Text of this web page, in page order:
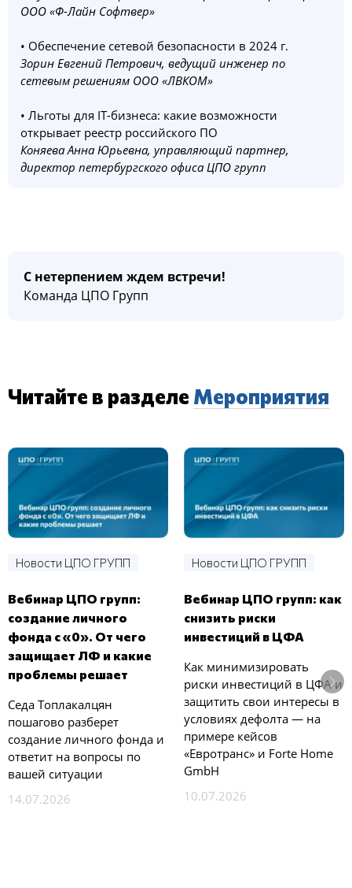
ООО «Ф-Лайн Софтвер»
• Обеспечение сетевой безопасности в 2024 г.
Зорин Евгений Петрович, ведущий инженер по
сетевым решениям ООО «ЛВКОМ»
• Льготы для IT-бизнеса: какие возможности
открывает реестр российского ПО
Коняева Анна Юрьевна, управляющий партнер,
директор петербургского офиса ЦПО групп
С нетерпением ждем встречи!
Команда ЦПО Групп
Читайте в разделе Мероприятия
Новости ЦПО ГРУПП
Вебинар ЦПО групп:
создание личного
фонда с «0». От чего
защищает ЛФ и какие
проблемы решает
Седа Топлакалцян
пошагово разберет
создание личного фонда и
ответит на вопросы по
вашей ситуации
14.07.2026
Новости ЦПО ГРУПП
Вебинар ЦПО групп: как
снизить риски
инвестиций в ЦФА
Как минимизировать
риски инвестиций в ЦФА и
защитить свои интересы в
условиях дефолта — на
примере кейсов
«Евротранс» и Forte Home
GmbH
10.07.2026